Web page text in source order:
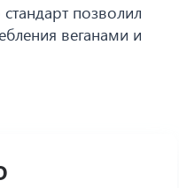
позволил
веганами и